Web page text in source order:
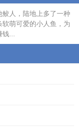
人，陆地上多了一种
萌可爱的小人鱼，为
...